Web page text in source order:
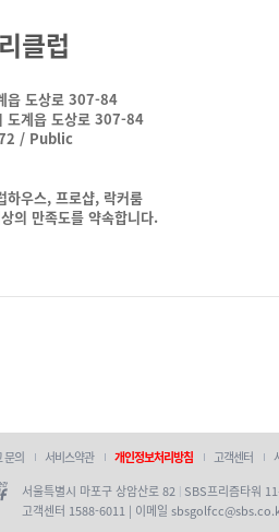
클럽
읍 도상로 307-84
도계읍 도상로 307-84
/ Public
하우스, 프로샵, 락커룸
의 만족도를 약속합니다.
문의 서비스약관 개인정보처리방침 고객센터
서울특별시 마포구 상암산로 82 | SBS프리즘타워
고객센터 1588-6011 | 이메일